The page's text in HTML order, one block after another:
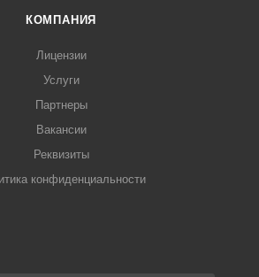
КОМПАНИЯ
Лицензии
Услуги
Партнеры
Вакансии
Реквизиты
конфиденциальности